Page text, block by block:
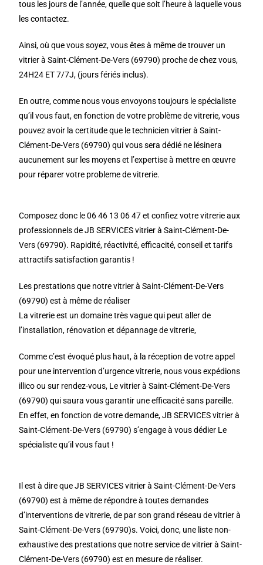
tous les jours de l’année, quelle que soit l’heure à laquelle vous
les contactez.
Ainsi, où que vous soyez, vous êtes à même de trouver un
vitrier à Saint-Clément-De-Vers (69790) proche de chez vous,
24H24 ET 7/7J, (jours fériés inclus).
En outre, comme nous vous envoyons toujours le spécialiste
qu’il vous faut, en fonction de votre problème de vitrerie, vous
pouvez avoir la certitude que le technicien vitrier à Saint-
Clément-De-Vers (69790) qui vous sera dédié ne lésinera
aucunement sur les moyens et l’expertise à mettre en œuvre
pour réparer votre probleme de vitrerie.
Composez donc le 06 46 13 06 47 et confiez votre vitrerie aux
professionnels de JB SERVICES vitrier à Saint-Clément-De-
Vers (69790). Rapidité, réactivité, efficacité, conseil et tarifs
attractifs satisfaction garantis !
Les prestations que notre vitrier à Saint-Clément-De-Vers
(69790) est à même de réaliser
La vitrerie est un domaine très vague qui peut aller de
l’installation, rénovation et dépannage de vitrerie,
Comme c’est évoqué plus haut, à la réception de votre appel
pour une intervention d’urgence vitrerie, nous vous expédions
illico ou sur rendez-vous, Le vitrier à Saint-Clément-De-Vers
(69790) qui saura vous garantir une efficacité sans pareille.
En effet, en fonction de votre demande, JB SERVICES vitrier à
Saint-Clément-De-Vers (69790) s’engage à vous dédier Le
spécialiste qu’il vous faut !
Il est à dire que JB SERVICES vitrier à Saint-Clément-De-Vers
(69790) est à même de répondre à toutes demandes
d’interventions de vitrerie, de par son grand réseau de vitrier à
Saint-Clément-De-Vers (69790)s. Voici, donc, une liste non-
exhaustive des prestations que notre service de vitrier à Saint-
Clément-De-Vers (69790) est en mesure de réaliser.